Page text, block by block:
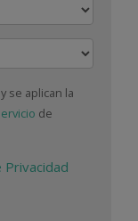
se aplican la
de
Privacidad